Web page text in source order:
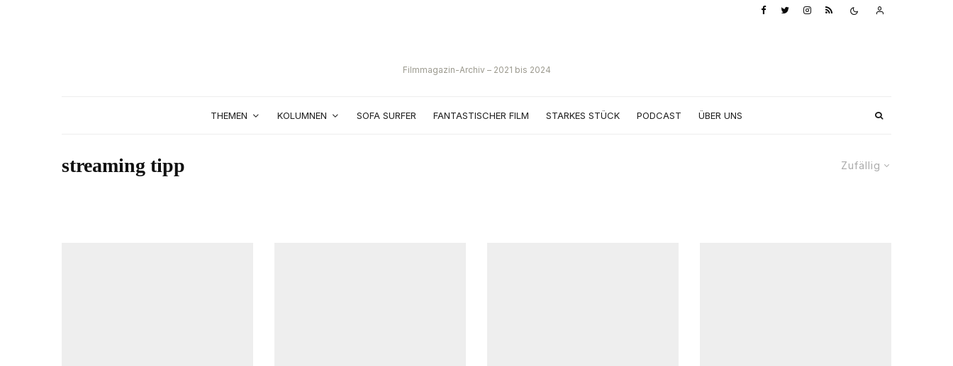
Filmmagazin-Archiv – 2021 bis 2024
THEMEN KOLUMNEN SOFA SURFER FANTASTISCHER FILM STARKES STÜCK PODCAST ÜBER UNS
Zufällig
streaming tipp